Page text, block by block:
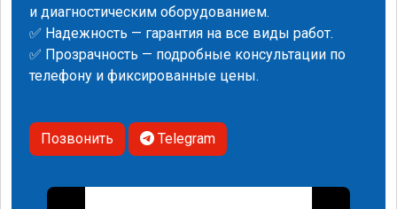
и диагностическим оборудованием.
✅ Надежность — гарантия на все виды работ.
✅ Прозрачность — подробные консультации по
телефону и фиксированные цены.
Позвонить Telegram